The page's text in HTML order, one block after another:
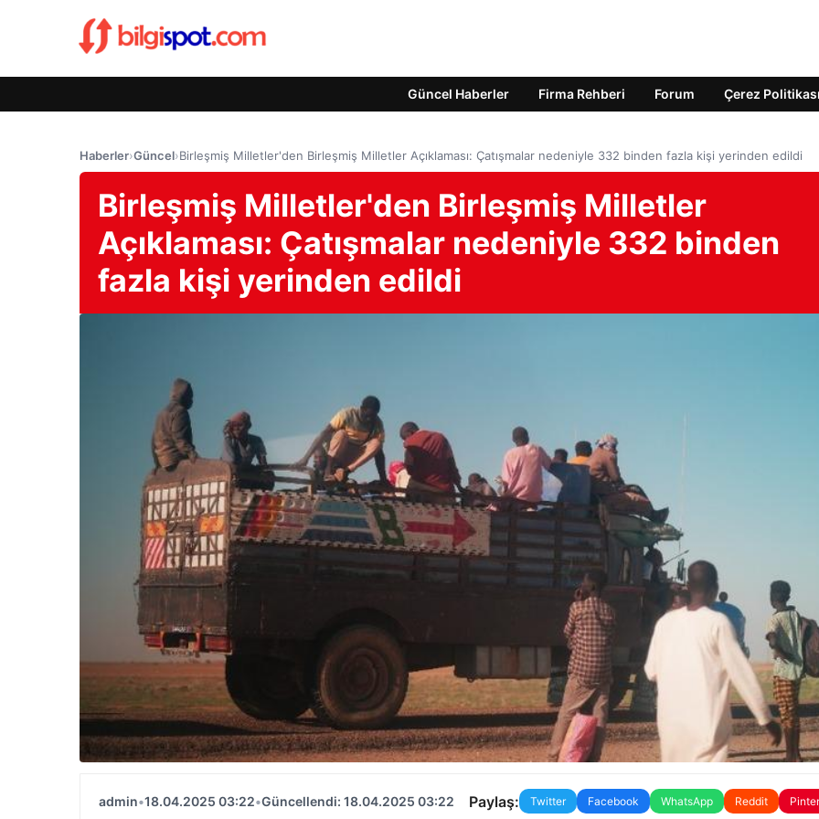
Güncel Haberler Firma Rehberi Forum Çerez Politikası
Haberler›Güncel›Birleşmiş Milletler'den Birleşmiş Milletler Açıklaması: Çatışmalar nedeniyle 332 binden fazla kişi yerinden edildi
Birleşmiş Milletler'den Birleşmiş Milletler
Açıklaması: Çatışmalar nedeniyle 332 binden
fazla kişi yerinden edildi
admin•18.04.2025 03:22•Güncellendi: 18.04.2025 03:22 Paylaş: Twitter Facebook WhatsApp Reddit